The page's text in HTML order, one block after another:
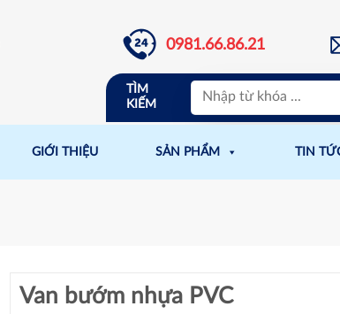
0981.66.86.21
TÌM
KIẾM
GIỚI THIỆU SẢN PHẨM TIN
Van bướm nhựa PVC